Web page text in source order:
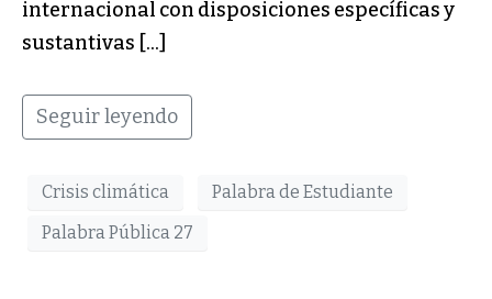
internacional con disposiciones específicas y
sustantivas […]
Seguir leyendo
Crisis climática
Palabra de Estudiante
Palabra Pública 27